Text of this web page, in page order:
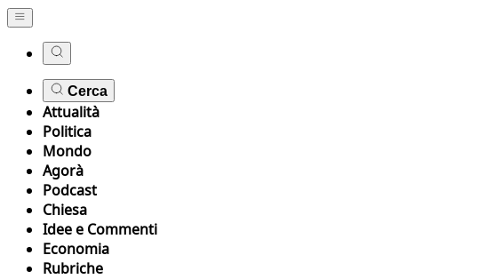
Cerca
Attualità
Politica
Mondo
Agorà
Podcast
Chiesa
Idee e Commenti
Economia
Rubriche